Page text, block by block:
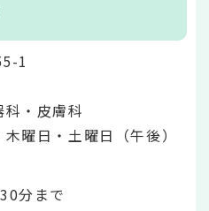
1
科・皮膚科
曜日・土曜日（午後）
分まで